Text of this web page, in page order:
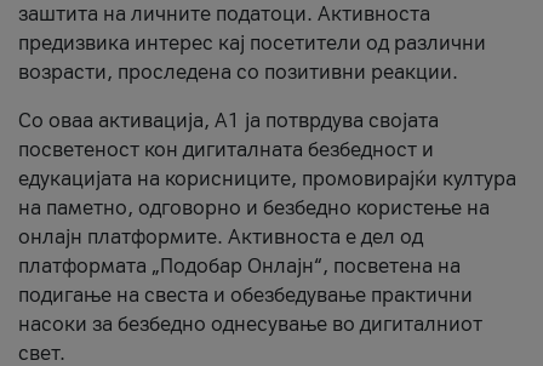
заштита на личните податоци. Активноста
предизвика интерес кај посетители од различни
возрасти, проследена со позитивни реакции.
Со оваа активација, А1 ја потврдува својата
посветеност кон дигиталната безбедност и
едукацијата на корисниците, промовирајќи култура
на паметно, одговорно и безбедно користење на
онлајн платформите. Активноста е дел од
платформата „Подобар Онлајн“, посветена на
подигање на свеста и обезбедување практични
насоки за безбедно однесување во дигиталниот
свет.